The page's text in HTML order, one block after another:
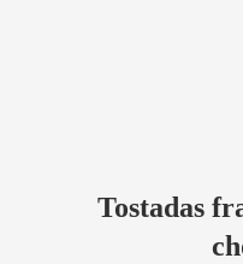
Tostadas